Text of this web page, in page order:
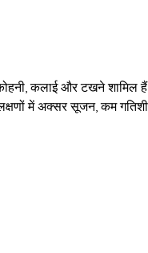
कलाई और टखने
में अक्सर सूजन, कम